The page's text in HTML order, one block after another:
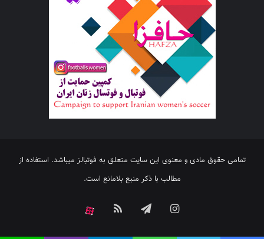
تمامی حقوق مادی و معنوی این سایت متعلق به فوتبالز میباشد. استفاده از
مطالب با ذکر منبع بلامانع است.
اینستاگرامتلگرام خوراک